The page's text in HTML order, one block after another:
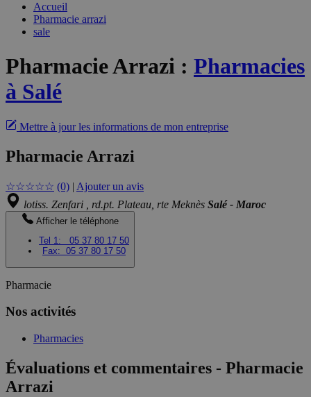
Accueil
Pharmacie arrazi
sale
Pharmacie Arrazi : Pharmacies
à Salé
Mettre à jour les informations de mon entreprise
Pharmacie Arrazi
☆☆☆☆☆ (0) | Ajouter un avis
lotiss. Zenfari , rd.pt. Plateau, rte Meknès Salé - Maroc
Afficher le téléphone
Tel 1:
05 37 80 17 50
Fax: 05 37 80 17 50
Pharmacie
Nos activités
Pharmacies
Évaluations et commentaires - Pharmacie
Arrazi